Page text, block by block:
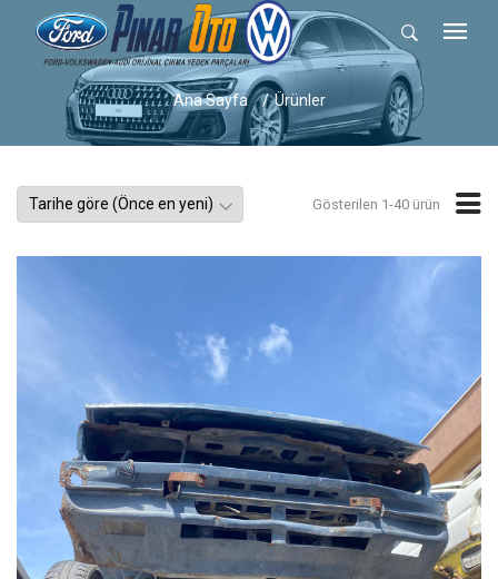
Ana Sayfa Ürünler
Gösterilen 1-40 ürün